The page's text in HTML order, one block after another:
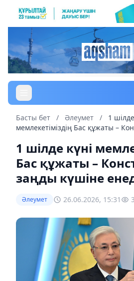
Басты бет / Әлеумет /
1
мемлекетіміздің Бас құжаты –
1 шілде күні
Бас құжаты –
заңды күшіне
Әлеумет 26.06.2026, 15:31